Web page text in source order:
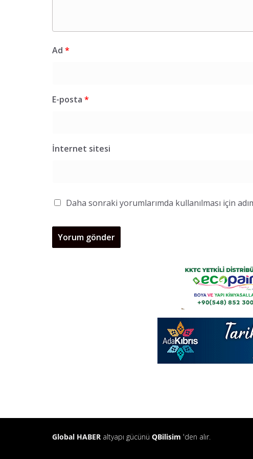
Ad *
E-posta *
İnternet sitesi
Daha sonraki yorumlarımda kullanılması için
Global HABER altyapı gücünü QBilisim 'den alır.